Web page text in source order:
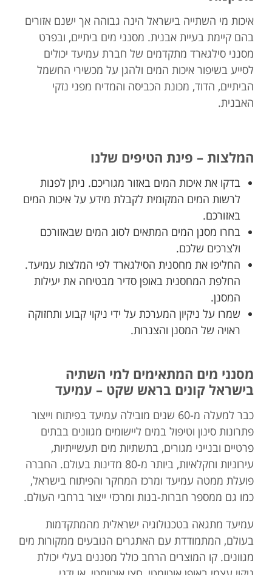
איכות מי השתייה בישראל הינה גבוהה אך ישנם אזורים
בהם קיימת בעיית אבנית. מסנני מים ביתיים, ובפרט
מסנני סילגארד מתקדמים של חברת עמיעד יכולים
לסייע בשיפור איכות המים ולהגן על מכשירי החשמל
הביתיים, הדוד, מכונת הכביסה והמדיח מפני נזקי
האבנית.
המלצות – פינת הטיפים שלנו
בדקו את איכות המים באזור מגוריכם. ניתן לפנות
לרשות המים המקומית לקבלת מידע על איכות המים
באזורכם.
בחרו מסנן המים המתאים לסוג המים שבאזורכם
ולצרכים שלכם.
החליפו את מחסנית הסילגארד לפי המלצות עמיעד.
החלפת המחסנית באופן סדיר מבטיחה את יעילות
המסנן.
שמרו על ניקיון המערכת על ידי ניקוי קבוע ותחזוקה
ראויה של המסנן והצנרות.
מסנני מים המתאימים למי השתיה
בישראל קונים בראש שקט – עמיעד
כבר למעלה מ-60 שנים מובילה עמיעד בפיתוח וייצור
פתרונות סינון וטיפול במים ליישומים מגוונים בבתים
פרטיים ובנייני מגורים, בתשתיות מים תעשייתיות,
עירוניות וחקלאיות, ביותר מ-80 מדינות בעולם. החברה
פועלת ממטה עמיעד ומרכז המחקר והפיתוח בישראל,
כמו גם ממספר חברות-בנות ומרכזי ייצור ברחבי העולם.
עמיעד מתגאה בטכנולוגיה ישראלית מהמתקדמות
בעולם, המתמודדת עם האתגרים הנובעים ממקורות מים
מגוונים. קו המוצרים הרחב כולל מסננים בעלי יכולת